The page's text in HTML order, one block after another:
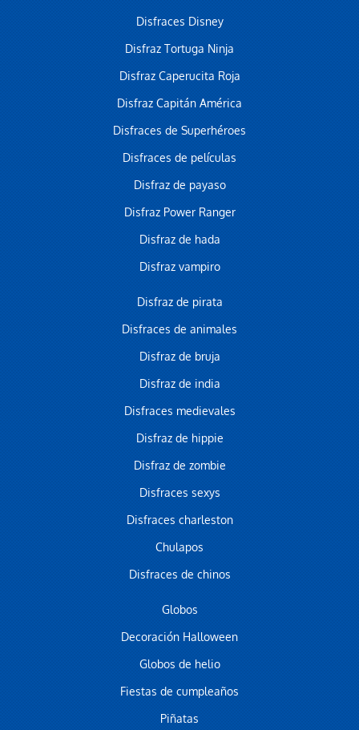
Disfraces Disney
Disfraz Tortuga Ninja
Disfraz Caperucita Roja
Disfraz Capitán América
Disfraces de Superhéroes
Disfraces de películas
Disfraz de payaso
Disfraz Power Ranger
Disfraz de hada
Disfraz vampiro
Disfraz de pirata
Disfraces de animales
Disfraz de bruja
Disfraz de india
Disfraces medievales
Disfraz de hippie
Disfraz de zombie
Disfraces sexys
Disfraces charleston
Chulapos
Disfraces de chinos
Globos
Decoración Halloween
Globos de helio
Fiestas de cumpleaños
Piñatas